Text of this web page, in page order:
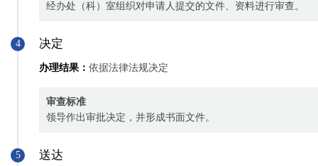
经办处（科）室组织对申请人提交的文件、资料进行审查。
4 决定
办理结果： 依据法律法规决定
审查标准
领导作出审批决定，并形成书面文件。
5 送达